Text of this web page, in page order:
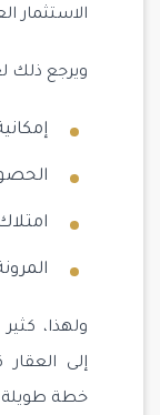
الاستثمار
ويرجع ذلك
ولهذا،
إلى
خطة طويلة